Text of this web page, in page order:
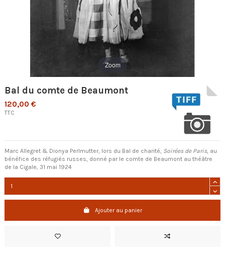
Zoom
Bal du comte de Beaumont
120,00 €
TTC
Marc Allegret & Dionya Perlmutter, lors du Bal de charité, Soirées de Paris, au
bénéfice des réfugiés russes, donné par le comte de Beaumont au théâtre
de la Cigale, 31 mai 1924
Ajouter au panier